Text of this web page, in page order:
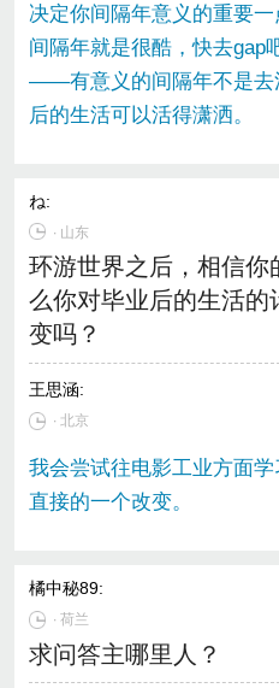
决定你间隔年意义的重要
间隔年就是很酷，快去gap
——有意义的间隔年不是去
后的生活可以活得潇洒。
ね:
∙ 山东
环游世界之后，相信你
么你对毕业后的生活的
变吗？
王思涵:
∙ 北京
我会尝试往电影工业方面
直接的一个改变。
橘中秘89:
∙荷兰
求问答主哪里人？